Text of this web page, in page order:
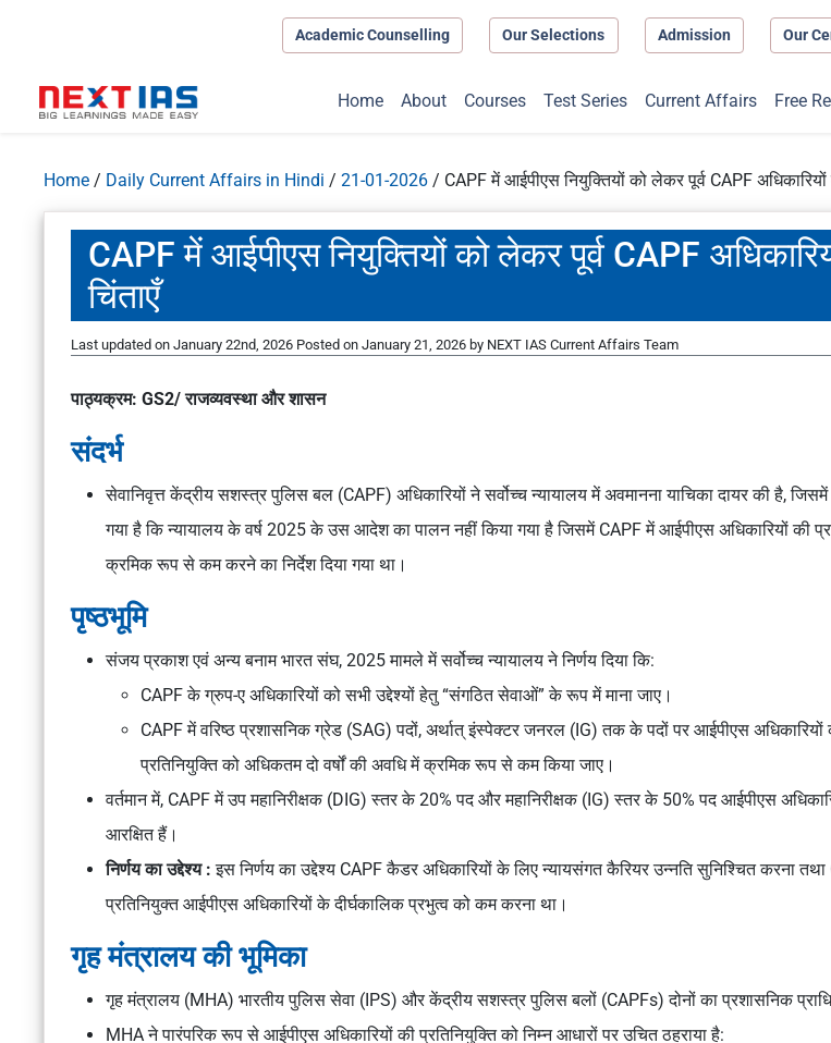
Academic Counselling Our Selections Admission Our
Home About Courses Test Series Current Affairs Free
Home / Daily Current Affairs in Hindi / 21-01-2026 / CAPF में आईपीएस नियुक्तियों को लेकर पूर्व CAPF अधिकारियों
CAPF में आईपीएस नियुक्तियों को लेकर पूर्व CAPF
चिंताएँ
Last updated on January 22nd, 2026 Posted on January 21, 2026 by NEXT IAS Current Affairs Team
पाठ्यक्रम: GS2/ राजव्यवस्था और शासन
संदर्भ
सेवानिवृत्त केंद्रीय सशस्त्र पुलिस बल (CAPF) अधिकारियों ने सर्वोच्च न्यायालय में अवमानना याचिका दायर की है,
गया है कि न्यायालय के वर्ष 2025 के उस आदेश का पालन नहीं किया गया है जिसमें CAPF में आईपीएस अधिकारियों की
क्रमिक रूप से कम करने का निर्देश दिया गया था।
पृष्ठभूमि
संजय प्रकाश एवं अन्य बनाम भारत संघ, 2025मामले में सर्वोच्च न्यायालय ने निर्णय दिया कि:
CAPF के ग्रुप-ए अधिकारियों को सभी उद्देश्यों हेतु “संगठित सेवाओं” के रूप में माना जाए।
CAPF में वरिष्ठ प्रशासनिक ग्रेड (SAG) पदों, अर्थात् इंस्पेक्टर जनरल (IG) तक के पदों पर आईपीएस अधिकारियों
प्रतिनियुक्ति को अधिकतम दो वर्षों की अवधि में क्रमिक रूप से कम किया जाए।
वर्तमान में, CAPF में उप महानिरीक्षक (DIG) स्तर के 20% पद और महानिरीक्षक (IG) स्तर के 50% पद आईपीएस
आरक्षित हैं।
निर्णय का उद्देश्य : इस निर्णय का उद्देश्य CAPF कैडर अधिकारियों के लिए न्यायसंगत कैरियर उन्नति सुनिश्चित करना
प्रतिनियुक्त आईपीएस अधिकारियों के दीर्घकालिक प्रभुत्व को कम करना था।
गृह मंत्रालय की भूमिका
गृह मंत्रालय (MHA) भारतीय पुलिस सेवा (IPS) और केंद्रीय सशस्त्र पुलिस बलों (CAPFs) दोनों का प्रशासनिक
MHA ने पारंपरिक रूप से आईपीएस अधिकारियों की प्रतिनियुक्ति को निम्न आधारों पर उचित ठहराया है: